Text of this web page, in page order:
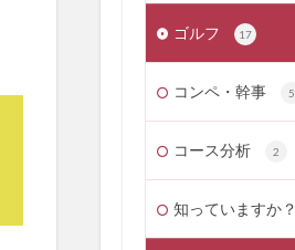
ゴルフ 17
コンペ・幹事 5
コース分析 2
知っていますか？